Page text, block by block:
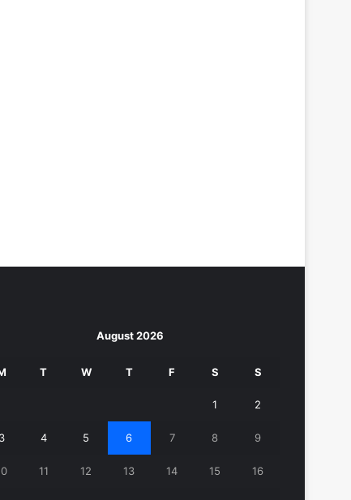
August 2026
T W T F S S
1 2
3 4 5 6 7 8 9
11 12 13 14 15 16